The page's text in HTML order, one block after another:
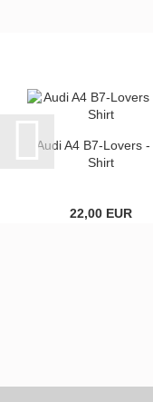
Audi A4 B7-Lovers -
Shirt
22,00 EUR